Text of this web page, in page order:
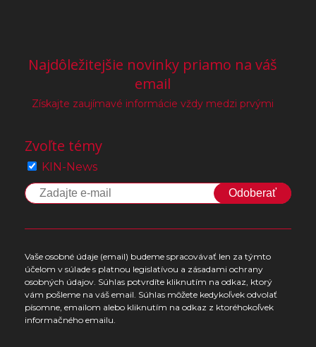
Najdôležitejšie novinky priamo na váš
email
Získajte zaujímavé informácie vždy medzi prvými
Zvoľte témy
KIN-News
Odoberať
Vaše osobné údaje (email) budeme spracovávať len za týmto
účelom v súlade s platnou legislatívou a zásadami ochrany
osobných údajov. Súhlas potvrdíte kliknutím na odkaz, ktorý
vám pošleme na váš email. Súhlas môžete kedykoľvek odvolať
písomne, emailom alebo kliknutím na odkaz z ktoréhokoľvek
informačného emailu.